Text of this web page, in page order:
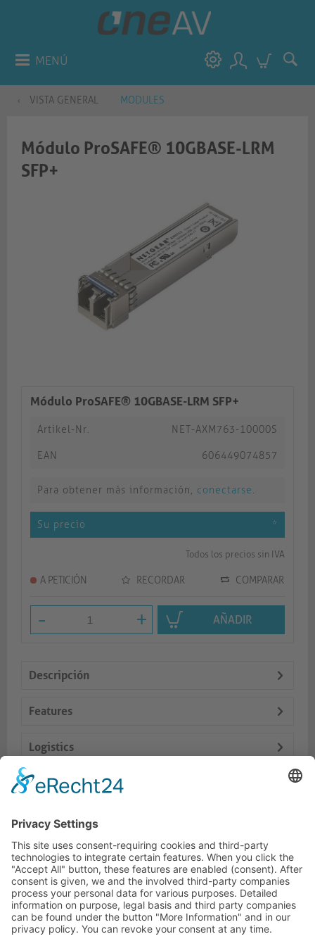
MENÚ
VISTA GENERAL MODULES
Módulo ProSAFE® 10GBASE-LRM
SFP+
Módulo ProSAFE® 10GBASE-LRM SFP+
Artikel-Nr. NET-AXM763-10000S
EAN 606449074857
Para obtener más información, conectarse.
Su precio *
Todos los precios sin IVA
A PETICIÓN RECORDAR COMPARAR
- + AÑADIR
Descripción
Features
Logistics
Dokumente
Productos similares
LÍNEA DIRECTA DE ASISTENCIA TÉCNICA
ONEAV.EU